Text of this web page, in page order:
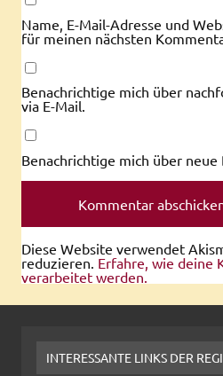
Name, E-Mail-Adresse und
für meinen nächsten
Benachrichtige mich über
via E-Mail.
Benachrichtige mich über neue
Diese Website verwendet
reduzieren. Erfahre, wie deine
verarbeitet werden.
INTERESSANTE LINKS DER